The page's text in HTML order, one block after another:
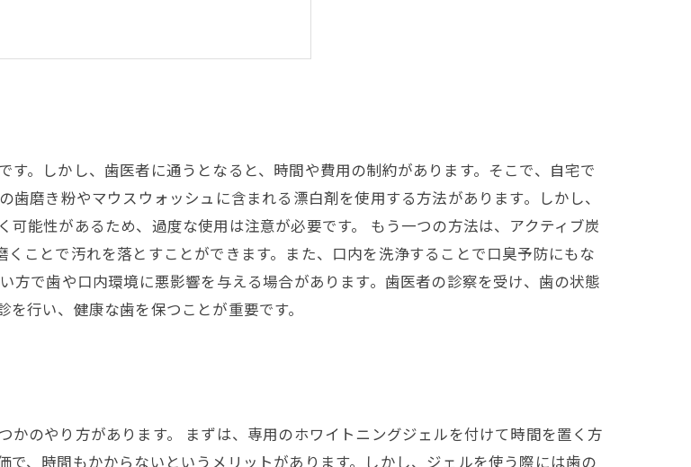
。しかし、歯医者に通うとなると、時間や費用の制約があります。そこで、自宅で
磨き粉やマウスウォッシュに含まれる漂白剤を使用する方法があります。しかし、
能性があるため、過度な使用は注意が必要です。 もう一つの方法は、アクティブ炭
ことで汚れを落とすことができます。また、口内を洗浄することで口臭予防にもな
方で歯や口内環境に悪影響を与える場合があります。歯医者の診察を受け、歯の状態
行い、健康な歯を保つことが重要です。
のやり方があります。 まずは、専用のホワイトニングジェルを付けて時間を置く方
、時間もかからないというメリットがあります。しかし、ジェルを使う際には歯の